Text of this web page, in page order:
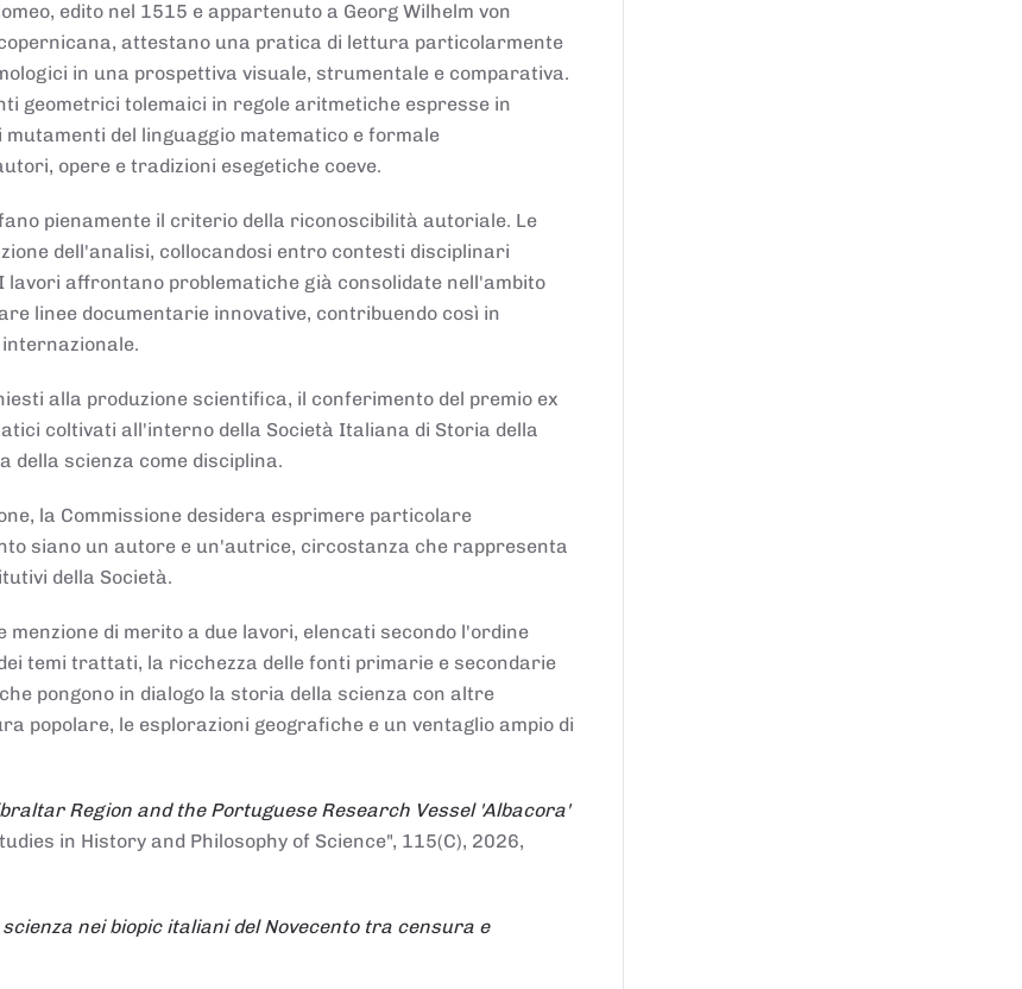
edito nel 1515 e appartenuto a Georg Wilhelm von
attestano una pratica di lettura particolarmente
in una prospettiva visuale, strumentale e comparativa.
geometrici tolemaici in regole aritmetiche espresse in
del linguaggio matematico e formale
opere e tradizioni esegetiche coeve.
pienamente il criterio della riconoscibilità autoriale. Le
dell'analisi, collocandosi entro contesti disciplinari
affrontano problematiche già consolidate nell'ambito
linee documentarie innovative, contribuendo così in
alla produzione scientifica, il conferimento del premio ex
coltivati all'interno della Società Italiana di Storia della
della scienza come disciplina.
la Commissione desidera esprimere particolare
siano un autore e un'autrice, circostanza che rappresenta
della Società.
di merito a due lavori, elencati secondo l'ordine
temi trattati, la ricchezza delle fonti primarie e secondarie
pongono in dialogo la storia della scienza con altre
popolare, le esplorazioni geografiche e un ventaglio ampio di
Region and the Portuguese Research Vessel 'Albacora'
in History and Philosophy of Science", 115(C), 2026,
nei biopic italiani del Novecento tra censura e